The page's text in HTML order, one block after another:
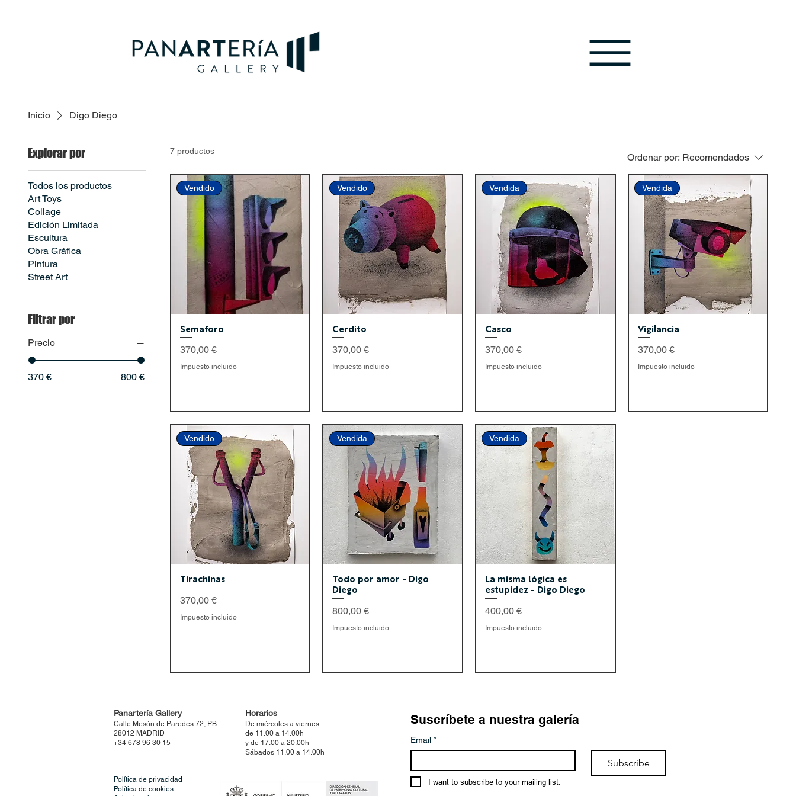
Inicio Digo Diego
Explorar por
Todos los productos
Art Toys
Collage
Edición Limitada
Escultura
Obra Gráfica
Pintura
Street Art
Filtrar por
Precio
370 € 800 €
7 productos
Ordenar por: Recomendados
Vendido
Semaforo
Precio
370,00 €
Impuesto incluido
Vendido
Cerdito
Precio
370,00 €
Impuesto incluido
Vendida
Casco
Precio
370,00 €
Impuesto incluido
Vendida
Vigilancia
Precio
370,00 €
Impuesto incluido
Vendido
Tirachinas
Precio
370,00 €
Impuesto incluido
Vendida
Todo por amor - Digo
Diego
Precio
800,00 €
Impuesto incluido
Vendida
La misma lógica es
estupidez - Digo Diego
Precio
400,00 €
Impuesto incluido
Panartería Gallery
Calle Mesón de Paredes 72, PB
28012 MADRID
+34 678 96 30 15
Horarios
De miércoles a viernes
de 11.00 a 14.00h
y de 17.00 a 20.00h
Sábados 11.00 a 14.00h
Política de privacidad
Política de cookies
Suscríbete a nuestra galería
Email *
Subscribe
I want to subscribe to your mailing list.